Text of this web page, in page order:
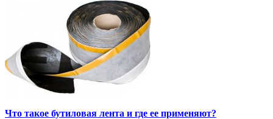
Что такое бутиловая лента и где ее применяют?